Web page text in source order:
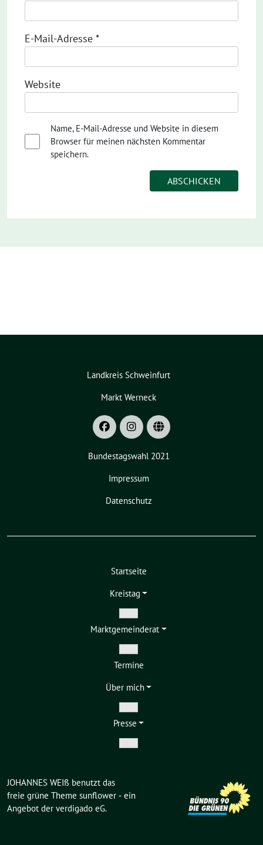
E-Mail-Adresse *
Website
Name, E-Mail-Adresse und Website in diesem
Browser für meinen nächsten Kommentar
speichern.
Landkreis Schweinfurt
Markt Werneck
Bundestagswahl 2021
Impressum
Datenschutz
Startseite
Kreistag
Zeige
Untermenü
Markt­gemeinderat
Zeige
Untermenü
Termine
Über mich
Zeige
Untermenü
Presse
Zeige
JOHANNES WEIß benutzt das
freie grüne Theme sunflower ‐ ein
Angebot der verdigado eG.